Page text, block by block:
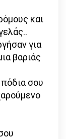
και
για
βαριάς
σου